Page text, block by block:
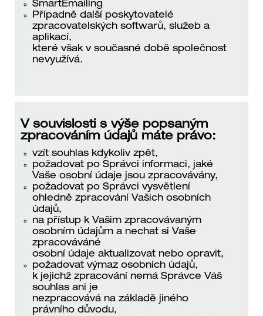
SmartEmailing
Případně další poskytovatelé
zpracovatelských softwarů, služeb a
aplikací,
které však v současné době společnost
nevyužívá.
V souvislosti s výše popsaným
zpracováním údajů máte právo:
vzít souhlas kdykoliv zpět,
požadovat po Správci informaci, jaké
Vaše osobní údaje jsou zpracovávány,
požadovat po Správci vysvětlení
ohledně zpracování Vašich osobních
údajů,
na přístup k Vašim zpracovávaným
osobním údajům a nechat si Vaše
zpracováváné
osobní údaje aktualizovat nebo opravit,
požadovat výmaz osobních údajů,
k jejichž zpracování nemá Správce Váš
souhlas ani je
nezpracovává na základě jiného
právního důvodu,